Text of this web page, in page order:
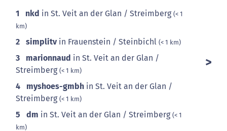
1 nkd in St. Veit an der Glan / Streimberg (< 1
km)
2 simplitvin Frauenstein / Steinbichl (< 1 km)
3 marionnaud in St. Veit an der Glan /
Streimberg (< 1 km)
4 myshoes-gmbh in St. Veit an der Glan /
Streimberg (< 1 km)
5 dm in St. Veit an der Glan / Streimberg (< 1
km)